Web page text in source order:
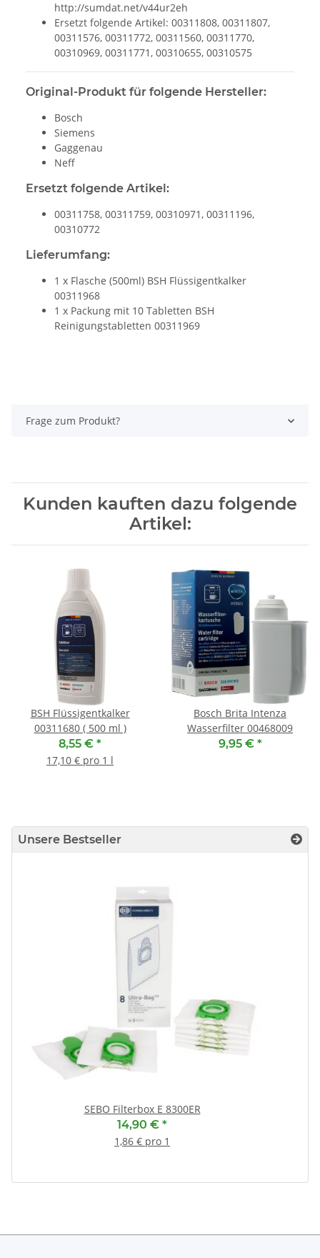
http://sumdat.net/v44ur2eh
Ersetzt folgende Artikel: 00311808, 00311807,
00311576, 00311772, 00311560, 00311770,
00310969, 00311771, 00310655, 00310575
Original-Produkt für folgende Hersteller:
Bosch
Siemens
Gaggenau
Neff
Ersetzt folgende Artikel:
00311758, 00311759, 00310971, 00311196,
00310772
Lieferumfang:
1 x Flasche (500ml) BSH Flüssigentkalker
00311968
1 x Packung mit 10 Tabletten BSH
Reinigungstabletten 00311969
Frage zum Produkt?
Kunden kauften dazu folgende
Artikel:
BSH Flüssigentkalker
00311680 ( 500 ml )
8,55 € *
17,10 € pro 1 l
Bosch Brita Intenza
Wasserfilter 00468009
9,95 € *
Unsere Bestseller
SEBO Filterbox E 8300ER
14,90 € *
1,86 € pro 1